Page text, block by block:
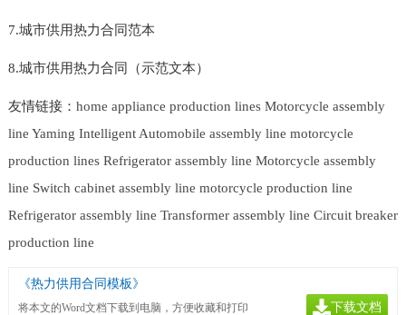
7.城市供用热力合同范本
8.城市供用热力合同（示范文本）
友情链接： home appliance production lines Motorcycle assembly
line Yaming Intelligent Automobile assembly line motorcycle
production lines Refrigerator assembly line Motorcycle assembly
line Switch cabinet assembly line motorcycle production line
Refrigerator assembly line Transformer assembly line Circuit breaker
production line
《热力供用合同模板》
将本文的Word文档下载到电脑，方便收藏和打印
下载文档